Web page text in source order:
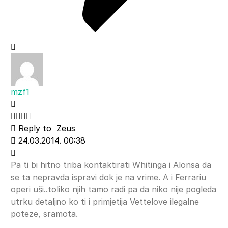
mzf1
Reply to Zeus
24.03.2014. 00:38
Pa ti bi hitno triba kontaktirati Whitinga i Alonsa da
se ta nepravda ispravi dok je na vrime. A i Ferrariu
operi uši..toliko njih tamo radi pa da niko nije pogleda
utrku detaljno ko ti i primjetija Vettelove ilegalne
poteze, sramota.